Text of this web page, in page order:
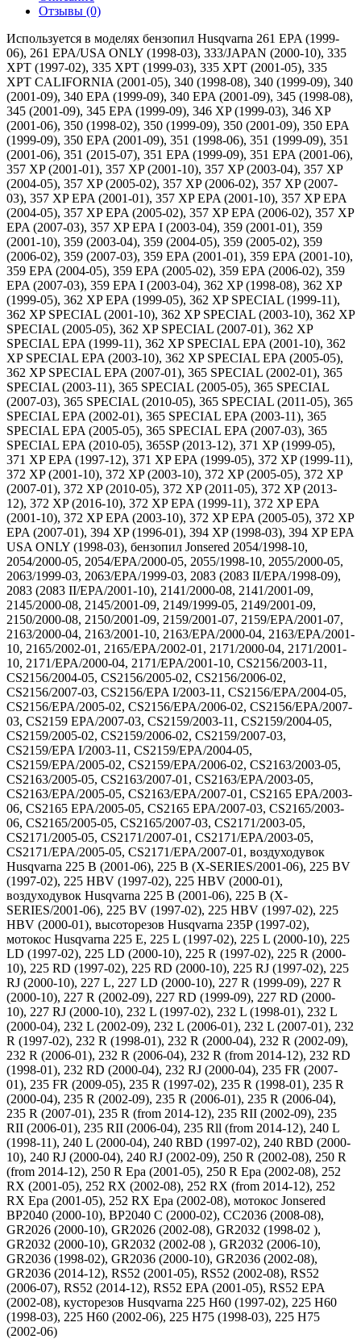
Отзывы (0)
Используется в моделях бензопил Husqvarna 261 EPA (1999-
06), 261 EPA/USA ONLY (1998-03), 333/JAPAN (2000-10), 335
XPT (1997-02), 335 XPT (1999-03), 335 XPT (2001-05), 335
XPT CALIFORNIA (2001-05), 340 (1998-08), 340 (1999-09), 340
(2001-09), 340 EPA (1999-09), 340 EPA (2001-09), 345 (1998-08),
345 (2001-09), 345 EPA (1999-09), 346 XP (1999-03), 346 XP
(2001-06), 350 (1998-02), 350 (1999-09), 350 (2001-09), 350 EPA
(1999-09), 350 EPA (2001-09), 351 (1998-06), 351 (1999-09), 351
(2001-06), 351 (2015-07), 351 EPA (1999-09), 351 EPA (2001-06),
357 XP (2001-01), 357 XP (2001-10), 357 XP (2003-04), 357 XP
(2004-05), 357 XP (2005-02), 357 XP (2006-02), 357 XP (2007-
03), 357 XP EPA (2001-01), 357 XP EPA (2001-10), 357 XP EPA
(2004-05), 357 XP EPA (2005-02), 357 XP EPA (2006-02), 357 XP
EPA (2007-03), 357 XP EPA I (2003-04), 359 (2001-01), 359
(2001-10), 359 (2003-04), 359 (2004-05), 359 (2005-02), 359
(2006-02), 359 (2007-03), 359 EPA (2001-01), 359 EPA (2001-10),
359 EPA (2004-05), 359 EPA (2005-02), 359 EPA (2006-02), 359
EPA (2007-03), 359 EPA I (2003-04), 362 XP (1998-08), 362 XP
(1999-05), 362 XP EPA (1999-05), 362 XP SPECIAL (1999-11),
362 XP SPECIAL (2001-10), 362 XP SPECIAL (2003-10), 362 XP
SPECIAL (2005-05), 362 XP SPECIAL (2007-01), 362 XP
SPECIAL EPA (1999-11), 362 XP SPECIAL EPA (2001-10), 362
XP SPECIAL EPA (2003-10), 362 XP SPECIAL EPA (2005-05),
362 XP SPECIAL EPA (2007-01), 365 SPECIAL (2002-01), 365
SPECIAL (2003-11), 365 SPECIAL (2005-05), 365 SPECIAL
(2007-03), 365 SPECIAL (2010-05), 365 SPECIAL (2011-05), 365
SPECIAL EPA (2002-01), 365 SPECIAL EPA (2003-11), 365
SPECIAL EPA (2005-05), 365 SPECIAL EPA (2007-03), 365
SPECIAL EPA (2010-05), 365SP (2013-12), 371 XP (1999-05),
371 XP EPA (1997-12), 371 XP EPA (1999-05), 372 XP (1999-11),
372 XP (2001-10), 372 XP (2003-10), 372 XP (2005-05), 372 XP
(2007-01), 372 XP (2010-05), 372 XP (2011-05), 372 XP (2013-
12), 372 XP (2016-10), 372 XP EPA (1999-11), 372 XP EPA
(2001-10), 372 XP EPA (2003-10), 372 XP EPA (2005-05), 372 XP
EPA (2007-01), 394 XP (1996-01), 394 XP (1998-03), 394 XP EPA
USA ONLY (1998-03), бензопил Jonsered 2054/1998-10,
2054/2000-05, 2054/EPA/2000-05, 2055/1998-10, 2055/2000-05,
2063/1999-03, 2063/EPA/1999-03, 2083 (2083 II/EPA/1998-09),
2083 (2083 II/EPA/2001-10), 2141/2000-08, 2141/2001-09,
2145/2000-08, 2145/2001-09, 2149/1999-05, 2149/2001-09,
2150/2000-08, 2150/2001-09, 2159/2001-07, 2159/EPA/2001-07,
2163/2000-04, 2163/2001-10, 2163/EPA/2000-04, 2163/EPA/2001-
10, 2165/2002-01, 2165/EPA/2002-01, 2171/2000-04, 2171/2001-
10, 2171/EPA/2000-04, 2171/EPA/2001-10, CS2156/2003-11,
CS2156/2004-05, CS2156/2005-02, CS2156/2006-02,
CS2156/2007-03, CS2156/EPA I/2003-11, CS2156/EPA/2004-05,
CS2156/EPA/2005-02, CS2156/EPA/2006-02, CS2156/EPA/2007-
03, CS2159 EPA/2007-03, CS2159/2003-11, CS2159/2004-05,
CS2159/2005-02, CS2159/2006-02, CS2159/2007-03,
CS2159/EPA I/2003-11, CS2159/EPA/2004-05,
CS2159/EPA/2005-02, CS2159/EPA/2006-02, CS2163/2003-05,
CS2163/2005-05, CS2163/2007-01, CS2163/EPA/2003-05,
CS2163/EPA/2005-05, CS2163/EPA/2007-01, CS2165 EPA/2003-
06, CS2165 EPA/2005-05, CS2165 EPA/2007-03, CS2165/2003-
06, CS2165/2005-05, CS2165/2007-03, CS2171/2003-05,
CS2171/2005-05, CS2171/2007-01, CS2171/EPA/2003-05,
CS2171/EPA/2005-05, CS2171/EPA/2007-01, воздуходувок
Husqvarna 225 B (2001-06), 225 B (X-SERIES/2001-06), 225 BV
(1997-02), 225 HBV (1997-02), 225 HBV (2000-01),
воздуходувок Husqvarna 225 B (2001-06), 225 B (X-
SERIES/2001-06), 225 BV (1997-02), 225 HBV (1997-02), 225
HBV (2000-01), высоторезов Husqvarna 235P (1997-02),
мотокос Husqvarna 225 E, 225 L (1997-02), 225 L (2000-10), 225
LD (1997-02), 225 LD (2000-10), 225 R (1997-02), 225 R (2000-
10), 225 RD (1997-02), 225 RD (2000-10), 225 RJ (1997-02), 225
RJ (2000-10), 227 L, 227 LD (2000-10), 227 R (1999-09), 227 R
(2000-10), 227 R (2002-09), 227 RD (1999-09), 227 RD (2000-
10), 227 RJ (2000-10), 232 L (1997-02), 232 L (1998-01), 232 L
(2000-04), 232 L (2002-09), 232 L (2006-01), 232 L (2007-01), 232
R (1997-02), 232 R (1998-01), 232 R (2000-04), 232 R (2002-09),
232 R (2006-01), 232 R (2006-04), 232 R (from 2014-12), 232 RD
(1998-01), 232 RD (2000-04), 232 RJ (2000-04), 235 FR (2007-
01), 235 FR (2009-05), 235 R (1997-02), 235 R (1998-01), 235 R
(2000-04), 235 R (2002-09), 235 R (2006-01), 235 R (2006-04),
235 R (2007-01), 235 R (from 2014-12), 235 RII (2002-09), 235
RII (2006-01), 235 RII (2006-04), 235 Rll (from 2014-12), 240 L
(1998-11), 240 L (2000-04), 240 RBD (1997-02), 240 RBD (2000-
10), 240 RJ (2000-04), 240 RJ (2002-09), 250 R (2002-08), 250 R
(from 2014-12), 250 R Epa (2001-05), 250 R Epa (2002-08), 252
RX (2001-05), 252 RX (2002-08), 252 RX (from 2014-12), 252
RX Epa (2001-05), 252 RX Epa (2002-08), мотокос Jonsered
BP2040 (2000-10), BP2040 C (2000-02), CC2036 (2008-08),
GR2026 (2000-10), GR2026 (2002-08), GR2032 (1998-02 ),
GR2032 (2000-10), GR2032 (2002-08 ), GR2032 (2006-10),
GR2036 (1998-02), GR2036 (2000-10), GR2036 (2002-08),
GR2036 (2014-12), RS52 (2001-05), RS52 (2002-08), RS52
(2006-07), RS52 (2014-12), RS52 EPA (2001-05), RS52 EPA
(2002-08), кусторезов Husqvarna 225 H60 (1997-02), 225 H60
(1998-03), 225 H60 (2002-06), 225 H75 (1998-03), 225 H75
(2002-06)